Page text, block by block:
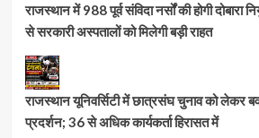
राजस्थान में 988 पूर्व संविदा नर्सों की होगी दोबारा
से सरकारी अस्पतालों को मिलेगी बड़ी राहत
राजस्थान यूनिवर्सिटी में छात्रसंघ चुनाव को लेकर
प्रदर्शन; 36 से अधिक कार्यकर्ता हिरासत में